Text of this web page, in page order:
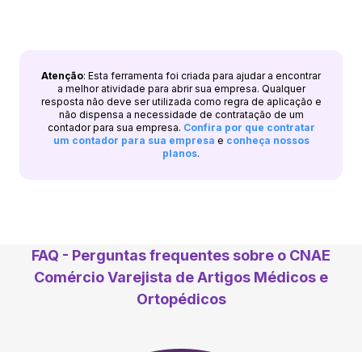
Atenção: Esta ferramenta foi criada para ajudar a encontrar
a melhor atividade para abrir sua empresa. Qualquer
resposta não deve ser utilizada como regra de aplicação e
não dispensa a necessidade de contratação de um
contador para sua empresa. Confira por que contratar
um contador para sua empresa e conheça nossos
planos.
FAQ - Perguntas frequentes sobre o CNAE
Comércio Varejista de Artigos Médicos e
Ortopédicos